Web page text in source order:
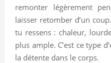
remonter légèrement
laisser retomber d’un
tu ressens : chaleur,
plus ample. C’est ce type
la détente dans le corps.